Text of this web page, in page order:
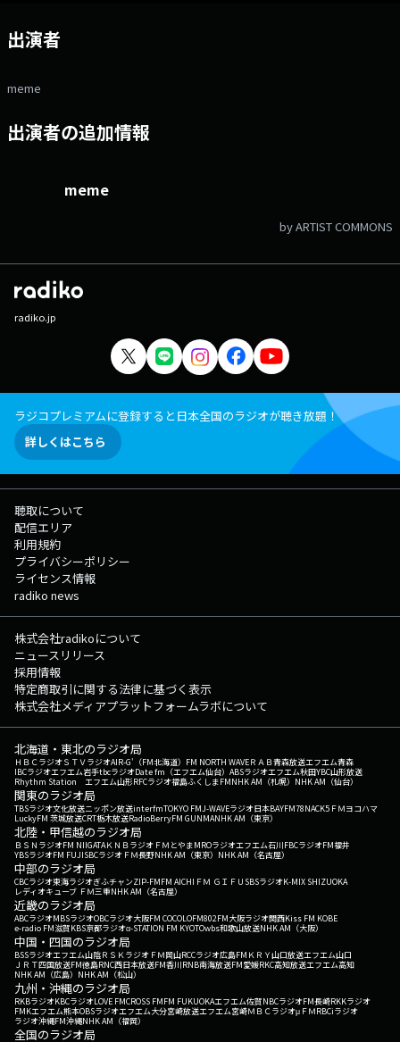
出演者
meme
出演者の追加情報
meme
by ARTIST COMMONS
radiko.jp
ラジコプレミアムに登録すると日本全国のラジオが聴き放題！
詳しくはこちら
聴取について
配信エリア
利用規約
プライバシーポリシー
ライセンス情報
radiko news
株式会社radikoについて
ニュースリリース
採用情報
特定商取引に関する法律に基づく表示
株式会社メディアプラットフォームラボについて
北海道・東北のラジオ局
ＨＢＣラジオＳＴＶラジオAIR-G'（FM北海道） FM NORTH WAVEＲＡＢ青森放送エフエム青森
IBCラジオエフエム岩手tbcラジオDate fm（エフエム仙台） ABSラジオエフエム秋田YBC山形放送
Rhythm Station エフエム山形RFCラジオ福島ふくしまFMNHK AM（札幌） NHK AM（仙台）
関東のラジオ局
TBSラジオ文化放送ニッポン放送interfmTOKYO FMJ-WAVEラジオ日本BAYFM78NACK5 ＦＭヨコハマ
LuckyFM 茨城放送CRT栃木放送RadioBerryFM GUNMANHK AM（東京）
北陸・甲信越のラジオ局
ＢＳＮラジオFM NIIGATAＫＮＢラジオ ＦＭとやまMROラジオエフエム石川FBCラジオFM福井
YBSラジオFM FUJISBCラジオ ＦＭ長野NHK AM（東京） NHK AM（名古屋）
中部のラジオ局
CBCラジオ東海ラジオぎふチャンZIP-FMFM AICHI ＦＭ ＧＩＦＵ SBSラジオK-MIX SHIZUOKA
レディオキューブ ＦＭ三重NHK AM（名古屋）
近畿のラジオ局
ABCラジオMBSラジオOBCラジオ大阪FM COCOLOFM802FM大阪ラジオ関西Kiss FM KOBE
e-radio FM滋賀KBS京都ラジオα-STATION FM KYOTOwbs和歌山放送NHK AM（大阪）
中国・四国のラジオ局
BSSラジオエフエム山陰ＲＳＫラジオ ＦＭ岡山RCCラジオ広島FM ＫＲＹ山口放送エフエム山口
ＪＲＴ四国放送FM徳島RNC西日本放送FM香川RNB南海放送FM愛媛RKC高知放送エフエム高知
NHK AM（広島） NHK AM（松山）
九州・沖縄のラジオ局
RKBラジオKBCラジオLOVE FMCROSS FMFM FUKUOKAエフエム佐賀NBCラジオFM長崎RKKラジオ
FMKエフエム熊本OBSラジオエフエム大分宮崎放送エフエム宮崎ＭＢＣラジオμＦＭRBCiラジオ
ラジオ沖縄FM沖縄NHK AM（福岡）
全国のラジオ局